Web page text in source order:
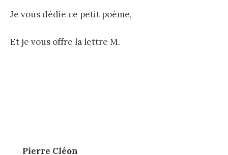
Je vous dédie ce petit poème,
Et je vous offre la lettre M.
Pierre Cléon